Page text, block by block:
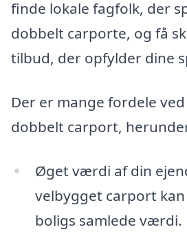
finde lokale fagfolk, der
dobbelt carporte, og få
tilbud, der opfylder dine
Der er mange fordele
dobbelt carport,
Øget værdi af din
velbygget carport
boligs samlede værdi.